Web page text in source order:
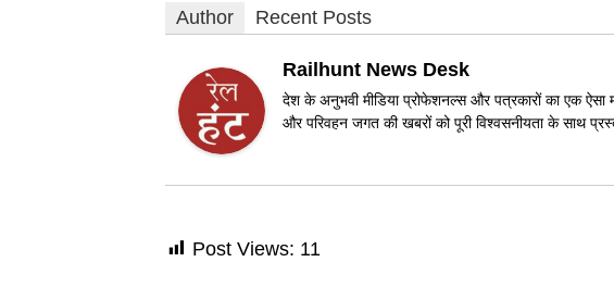
Author Recent Posts
Railhunt News Desk
देश के अनुभवी मीडिया प्रोफेशनल्स और पत्रकारों का एक ऐसा
और परिवहन जगत की खबरों को पूरी विश्वसनीयता के साथ
Post Views: 11